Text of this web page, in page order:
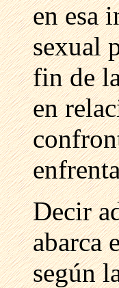
en esa
sexual
fin de
en
Decir
abarca
según